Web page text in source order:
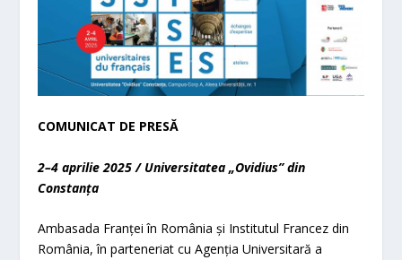
COMUNICAT DE PRESĂ
2–4 aprilie 2025 / Universitatea „Ovidius” din
Constanța
Ambasada Franței în România și Institutul Francez din
România, în parteneriat cu Agenția Universitară a